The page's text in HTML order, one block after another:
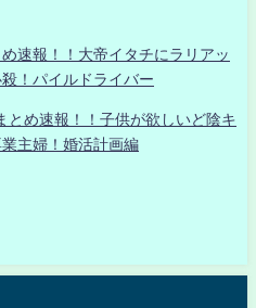
速報！！大帝イタチにラリアッ
！パイルドライバー
とめ速報！！子供が欲しいど陰キ
主婦！婚活計画編